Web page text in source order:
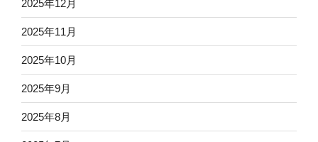
2025年12月
2025年11月
2025年10月
2025年9月
2025年8月